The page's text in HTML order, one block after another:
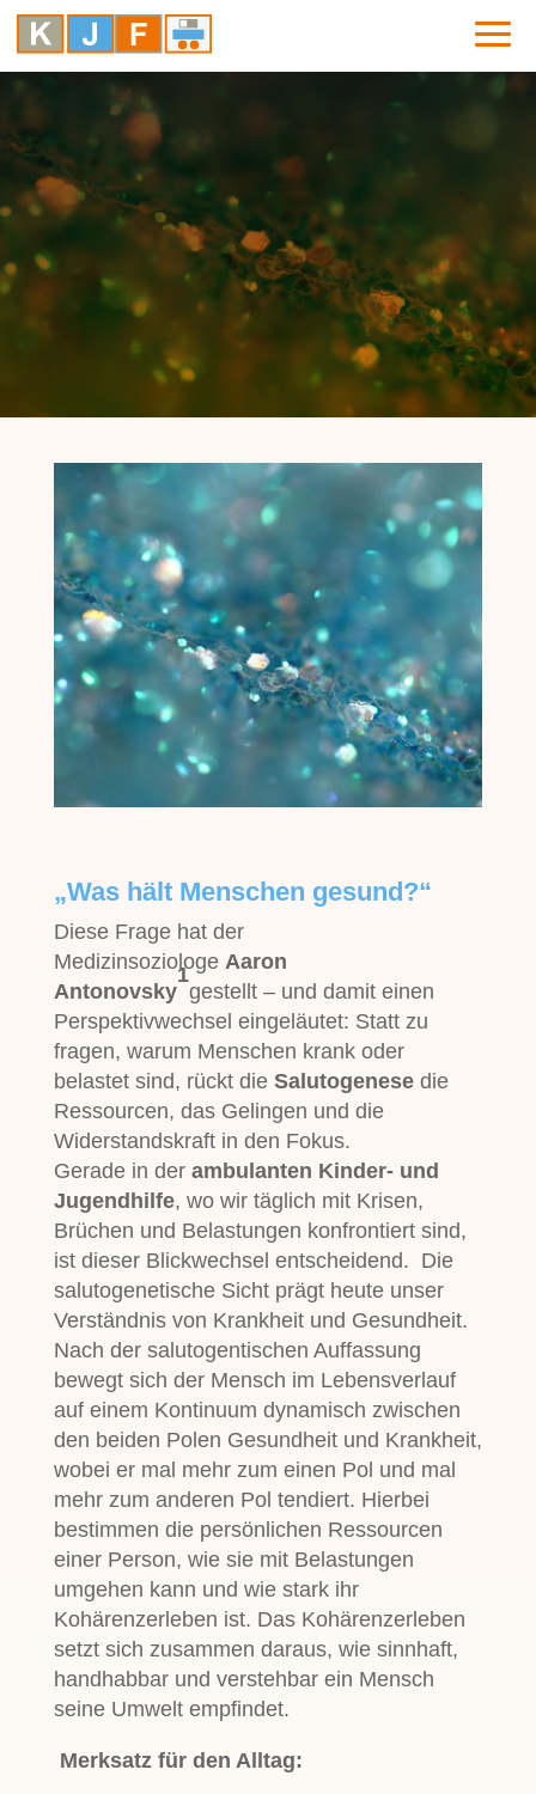
Gesund bleiben –
Salutogenese vs.
Systemischer
Ansatz
„Was hält Menschen gesund?“
Diese Frage hat der
Medizinsoziologe Aaron
Antonovsky
1
gestellt – und damit einen
Perspektivwechsel eingeläutet: Statt zu
fragen, warum Menschen krank oder
belastet sind, rückt die Salutogenesedie
Ressourcen, das Gelingen und die
Widerstandskraft in den Fokus.
Gerade in der ambulanten Kinder- und
Jugendhilfe, wo wir täglich mit Krisen,
Brüchen und Belastungen konfrontiert sind,
ist dieser Blickwechsel entscheidend. Die
salutogenetische Sicht prägt heute unser
Verständnis von Krankheit und Gesundheit.
Nach der salutogentischen Auffassung
bewegt sich der Mensch im Lebensverlauf
auf einem Kontinuum dynamisch zwischen
den beiden Polen Gesundheit und Krankheit,
wobei er mal mehr zum einen Pol und mal
mehr zum anderen Pol tendiert. Hierbei
bestimmen die persönlichen Ressourcen
einer Person, wie sie mit Belastungen
umgehen kann und wie stark ihr
Kohärenzerleben ist. Das Kohärenzerleben
setzt sich zusammen daraus, wie sinnhaft,
handhabbar und verstehbar ein Mensch
seine Umwelt empfindet.
Merksatz für den Alltag: